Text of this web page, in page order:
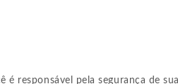
é responsável pela segurança de